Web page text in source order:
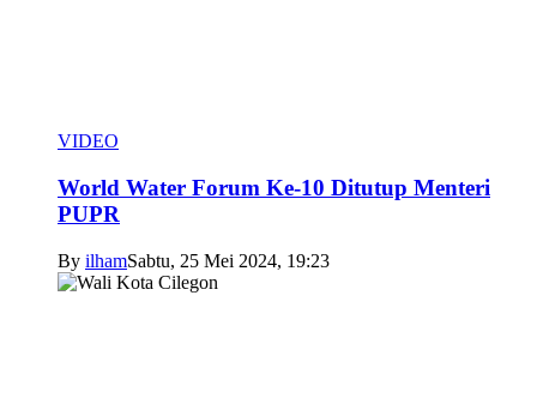
VIDEO
World Water Forum Ke-10 Ditutup Menteri
PUPR
By ilhamSabtu, 25 Mei 2024, 19:23